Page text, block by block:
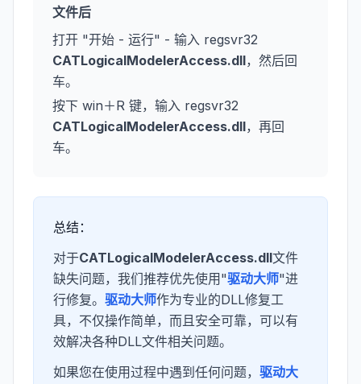
文件后
打开 "开始 - 运行" - 输入 regsvr32
CATLogicalModelerAccess.dll，然后回
车。
按下 win＋R 键，输入 regsvr32
CATLogicalModelerAccess.dll，再回
车。
总结：
对于CATLogicalModelerAccess.dll文件
缺失问题，我们推荐优先使用"驱动大师"进
行修复。 驱动大师作为专业的DLL修复工
具，不仅操作简单，而且安全可靠，可以有
效解决各种DLL文件相关问题。
如果您在使用过程中遇到任何问题， 驱动大